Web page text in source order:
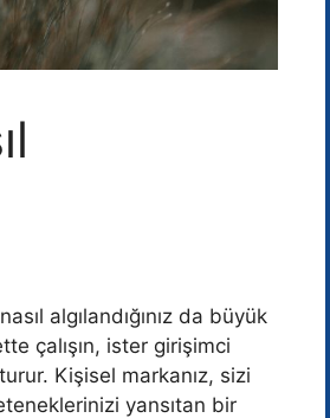
algılandığınız da büyük
çalışın, ister girişimci
Kişisel markanız, sizi
yansıtan bir